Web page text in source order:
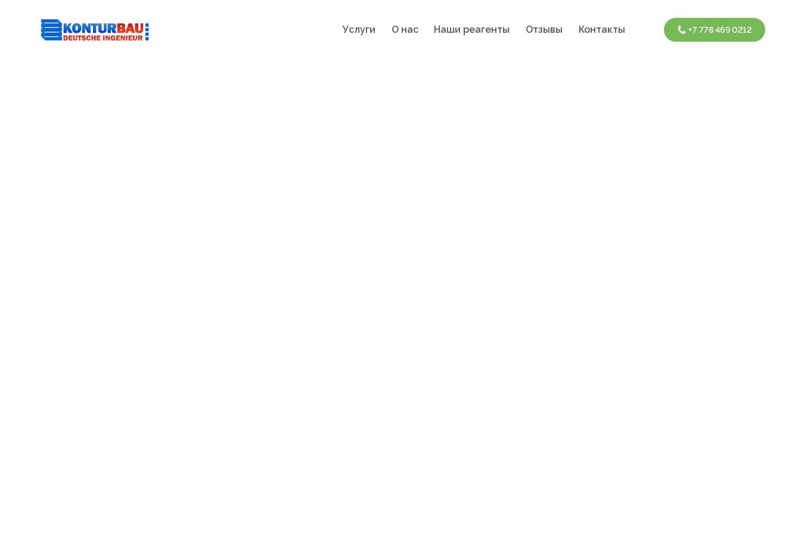
Услуги О нас Наши реагенты Отзывы Контакты +7 778 469 0212